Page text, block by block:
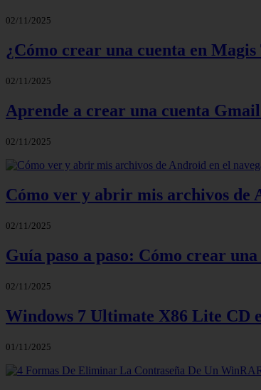
02/11/2025
¿Cómo crear una cuenta en
02/11/2025
Aprende a crear una cuenta
02/11/2025
Cómo ver y abrir mis archivos
02/11/2025
Guía paso a paso: Cómo crear
02/11/2025
Windows 7 Ultimate X86 Lite CD
01/11/2025